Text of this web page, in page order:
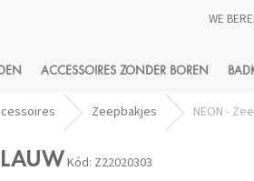
WE
ACCESSOIRES ZONDER BOREN
Zeepbakjes NEON -
Kód: Z22020303